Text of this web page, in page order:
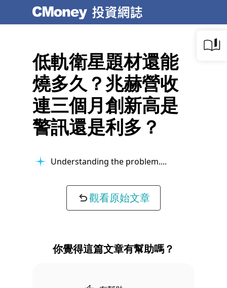
低軌衛星題材還能
燒多久？兆赫營收
連三個月創新高是
警訊還是利多？
Understanding the problem...
觀看原始文章
你覺得這篇文章有幫助嗎？